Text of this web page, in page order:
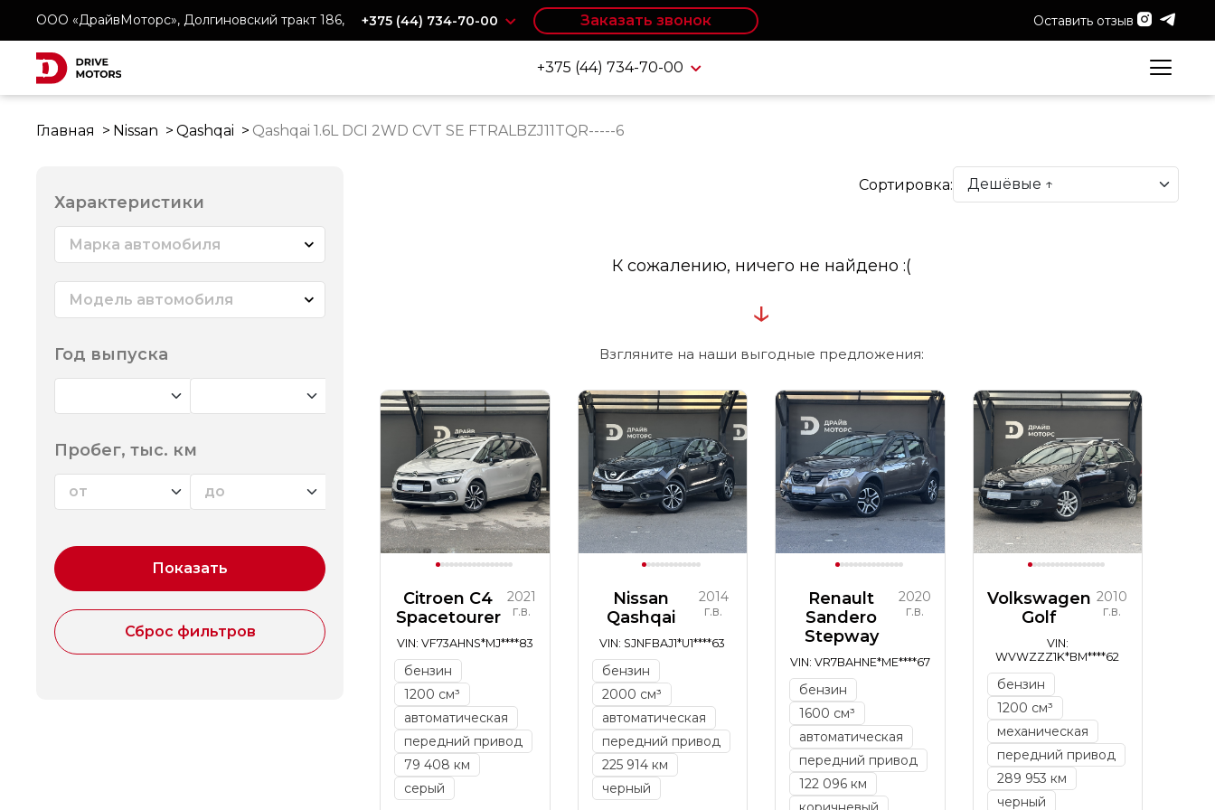
ООО «ДрайвМоторс», Долгиновский тракт 186, +375 (44) 734-70-00 Заказать звонок Оставить отзыв
+375 (44) 734-70-00
Главная Nissan Qashqai Qashqai 1.6L DCI 2WD CVT SE FTRALBZJ11TQR-----6
Характеристики
Марка автомобиля
Модель автомобиля
Год выпуска
Пробег, тыс. км
Сортировка:
К сожалению, ничего не найдено :(
↓
Взгляните на наши выгодные предложения:
Citroen C4
Spacetourer
2021
г.в.
VIN: VF73AHNS*MJ****83
бензин
1200 см³
автоматическая
передний привод
79 408 км
серый
Nissan
Qashqai
2014
г.в.
VIN: SJNFBAJ1*U1****63
бензин
2000 см³
автоматическая
передний привод
225 914 км
черный
Renault
Sandero
Stepway
2020
г.в.
VIN: VR7BAHNE*ME****67
бензин
1600 см³
автоматическая
передний привод
122 096 км
Volkswagen
Golf
2010
г.в.
VIN:
WVWZZZ1K*BM****62
бензин
1200 см³
механическая
передний привод
289 953 км
черный